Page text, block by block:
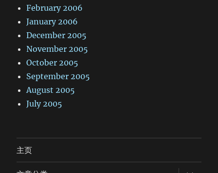
February 2006
January 2006
December 2005
November 2005
October 2005
September 2005
August 2005
July 2005
主页